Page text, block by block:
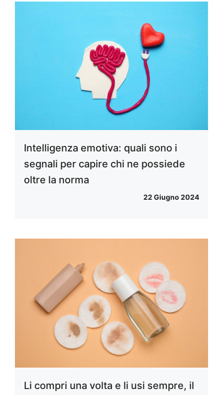
Intelligenza emotiva: quali sono i
segnali per capire chi ne possiede
oltre la norma
22 Giugno 2024
Li compri una volta e li usi sempre, il